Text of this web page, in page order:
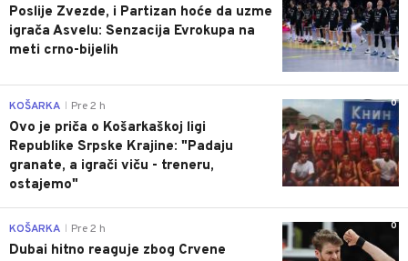
Poslije Zvezde, i Partizan hoće da uzme
igrača Asvelu: Senzacija Evrokupa na
meti crno-bijelih
0
KOŠARKA Pre 2 h
Ovo je priča o Košarkaškoj ligi
Republike Srpske Krajine: "Padaju
granate, a igrači viču - treneru,
ostajemo"
0
KOŠARKA Pre 2 h
Dubai hitno reaguje zbog Crvene